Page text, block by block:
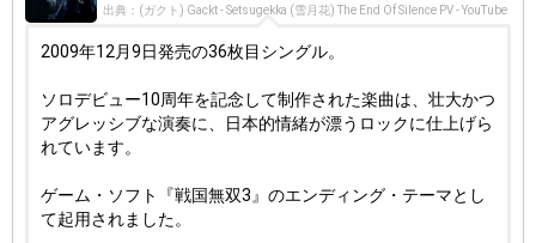
出典：(ガクト) Gackt - Setsugekka (雪月花) The End Of Silence PV - YouTube
2009年12月9日発売の36枚目シングル。
ソロデビュー10周年を記念して制作された楽曲は、壮大かつ
アグレッシブな演奏に、日本的情緒が漂うロックに仕上げら
れています。
ゲーム・ソフト『戦国無双3』のエンディング・テーマとし
て起用されました。